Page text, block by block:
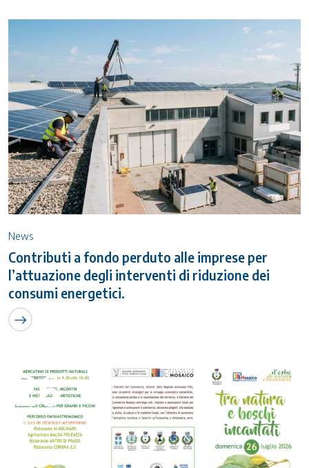
News
Contributi a fondo perduto alle imprese per
l’attuazione degli interventi di riduzione dei
consumi energetici.
26
Luglio 2026